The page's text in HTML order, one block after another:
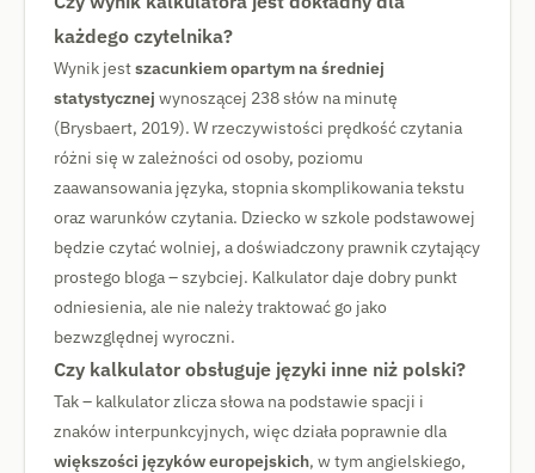
każdego czytelnika?
Wynik jestszacunkiem opartym na średniej
statystycznej wynoszącej 238 słów na minutę
(Brysbaert, 2019). W rzeczywistości prędkość czytania
różni się w zależności od osoby, poziomu
zaawansowania języka, stopnia skomplikowania tekstu
oraz warunków czytania. Dziecko w szkole podstawowej
będzie czytać wolniej, a doświadczony prawnik czytający
prostego bloga – szybciej. Kalkulator daje dobry punkt
odniesienia, ale nie należy traktować go jako
bezwzględnej wyroczni.
Czy kalkulator obsługuje języki inne niż polski?
Tak – kalkulator zlicza słowa na podstawie spacji i
znaków interpunkcyjnych, więc działa poprawnie dla
większości języków europejskich, w tym angielskiego,